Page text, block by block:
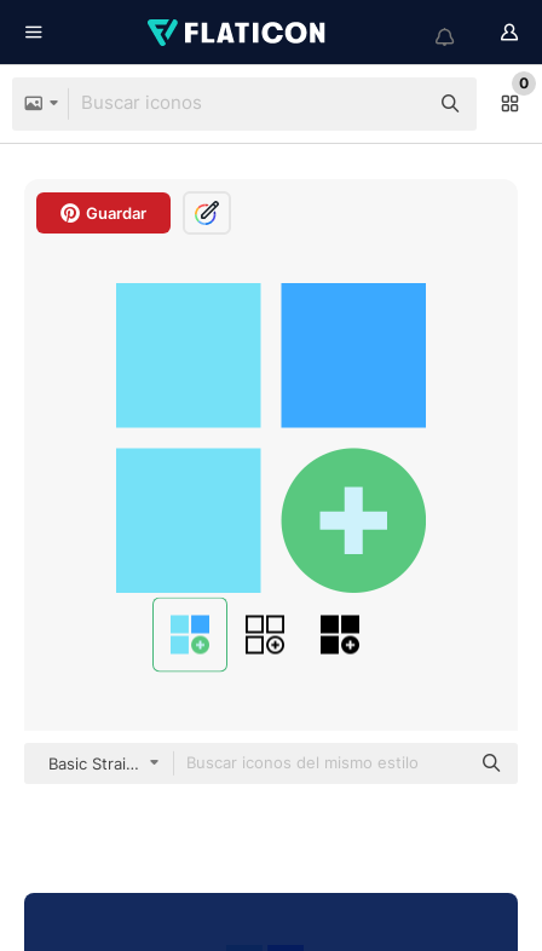
0
Guardar
Basic Straight Flat